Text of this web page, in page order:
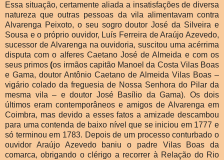
Essa situação, certamente aliada a insatisfações de diversa
natureza que outras pessoas da vila alimentavam contra
Alvarenga Peixoto, o seu sogro doutor José da Silveira e
Sousa e o próprio ouvidor, Luís Ferreira de Araújo Azevedo,
sucessor de Alvarenga na ouvidoria, suscitou uma acérrima
disputa com o alferes Caetano José de Almeida e com os
seus primos(os irmãos capitão Manoel da Costa Vilas Boas
e Gama, doutor Antônio Caetano de Almeida Vilas Boas –
vigário colado da freguesia de Nossa Senhora do Pilar da
mesma vila – e doutor José Basílio da Gama). Os dois
últimos eram contemporâneos e amigos de Alvarenga em
Coimbra, mas devido a esses fatos a amizade descambou
para uma contenda de baixo nível que se iniciou em 1777 e
só terminou em 1783. Depois de um processo conturbado o
ouvidor Araújo Azevedo baniu o padre Vilas Boas da
comarca, obrigando o clérigo a recorrer à Relação do Rio